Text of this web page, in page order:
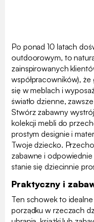
Po ponad 10 latach
outdoorowym, to
zainspirowanych
współpracowników),
się w meblach i
światło dzienne,
Stwórz zabawny
kolekcji mebli do
prostym designie i
Twoje dziecko.
zabawne i
stanie się dziecinnie
Praktyczny i
Ten schowek to
porządku w rzeczach